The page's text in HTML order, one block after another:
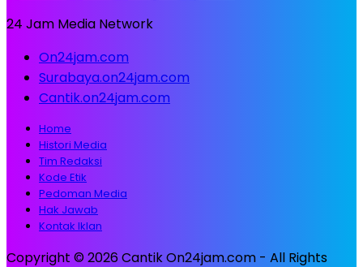
24 Jam Media Network
On24jam.com
Surabaya.on24jam.com
Cantik.on24jam.com
Home
Histori Media
Tim Redaksi
Kode Etik
Pedoman Media
Hak Jawab
Kontak Iklan
Copyright © 2026 Cantik On24jam.com - All Rights